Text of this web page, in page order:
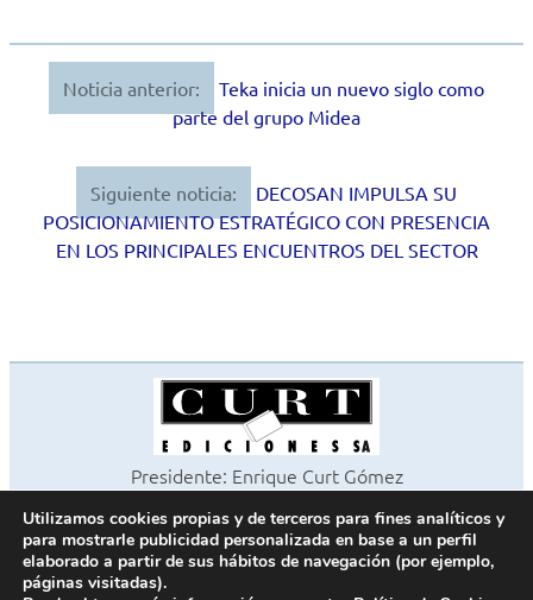
Navegación
entradas
Noticia anterior:
Teka inicia un nuevo siglo como
parte del grupo Midea
Siguiente noticia:
DECOSAN IMPULSA SU
POSICIONAMIENTO ESTRATÉGICO CON PRESENCIA
EN LOS PRINCIPALES ENCUENTROS DEL SECTOR
Presidente: Enrique Curt Gómez
©2026 Revista Cocinas y Baños
Todos los derechos reservados
Paseo de Gracia, 63. 1º 2ª. 08008 Barcelona -
Utilizamos cookies propias y de terceros para fines analíticos y
para mostrarle publicidad personalizada en base a un perfil
elaborado a partir de sus hábitos de navegación (por ejemplo,
páginas visitadas).